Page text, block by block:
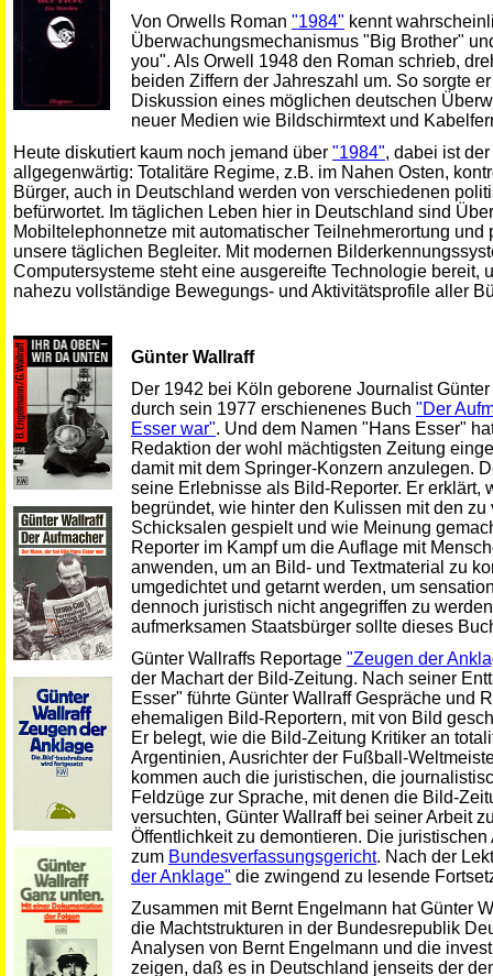
Von Orwells Roman "1984" kennt
Überwachungsmechanismus "Big Brother"
you". Als Orwell 1948 den Roman schrieb,
beiden Ziffern der Jahreszahl um. So sorgte
Diskussion eines möglichen deutschen
neuer Medien wie Bildschirmtext und
Heute diskutiert kaum noch jemand über "1984", dabei ist
allgegenwärtig: Totalitäre Regime, z.B. im Nahen Osten,
Bürger, auch in Deutschland werden von verschiedenen
befürwortet. Im täglichen Leben hier in Deutschland sind
Mobiltelephonnetze mit automatischer Teilnehmerortung
unsere täglichen Begleiter. Mit modernen
Computersysteme steht eine ausgereifte Technologie bereit,
nahezu vollständige Bewegungs- und Aktivitätsprofile aller
Günter Wallraff
Der 1942 bei Köln geborene Journalist
durch sein 1977 erschienenes Buch "Der
Esser war". Und dem Namen "Hans Esser"
Redaktion der wohl mächtigsten Zeitung
damit mit dem Springer-Konzern anzulegen.
seine Erlebnisse als Bild-Reporter. Er erklärt,
begründet, wie hinter den Kulissen mit den
Schicksalen gespielt und wie Meinung
Reporter im Kampf um die Auflage mit
anwenden, um an Bild- und Textmaterial zu
umgedichtet und getarnt werden, um
dennoch juristisch nicht angegriffen zu
aufmerksamen Staatsbürger sollte dieses
Günter Wallraffs Reportage "Zeugen der
der Machart der Bild-Zeitung. Nach seiner
Esser" führte Günter Wallraff Gespräche und
ehemaligen Bild-Reportern, mit von Bild
Er belegt, wie die Bild-Zeitung Kritiker an
Argentinien, Ausrichter der Fußball-
kommen auch die juristischen, die
Feldzüge zur Sprache, mit denen die Bild-
versuchten, Günter Wallraff bei seiner Arbeit
Öffentlichkeit zu demontieren. Die
zum Bundesverfassungsgericht. Nach der
der Anklage" die zwingend zu lesende
Zusammen mit Bernt Engelmann hat Günter
die Machtstrukturen in der Bundesrepublik
Analysen von Bernt Engelmann und die
zeigen, daß es in Deutschland jenseits der